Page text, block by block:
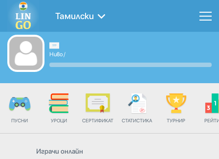
Тамилски
Ниво/
ПУСНИ УРОЦИ СЕРТИФИКАТ СТАТИСТИКА ТУРНИР
Играчи онлайн